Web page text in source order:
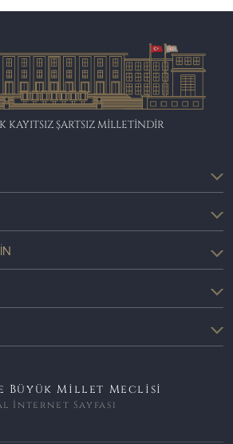
KAYITSIZ ŞARTSIZ MİLLETİNDİR
Büyük Millet Meclisi
İnternet Sayfası